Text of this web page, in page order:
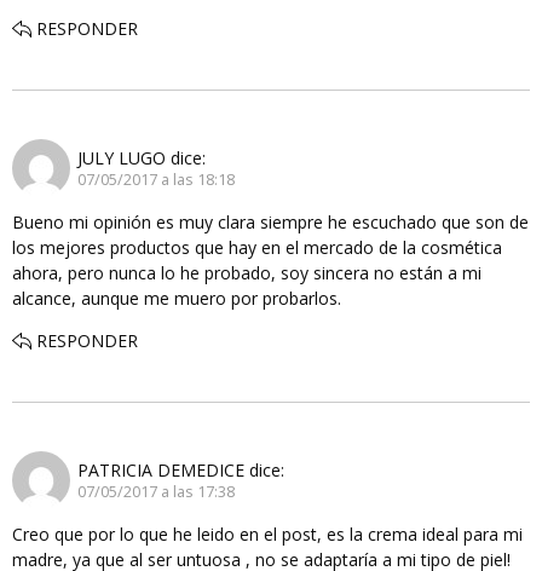
RESPONDER
JULY LUGO dice:
07/05/2017 a las 18:18
Bueno mi opinión es muy clara siempre he escuchado que son de
los mejores productos que hay en el mercado de la cosmética
ahora, pero nunca lo he probado, soy sincera no están a mi
alcance, aunque me muero por probarlos.
RESPONDER
PATRICIA DEMEDICE dice:
07/05/2017 a las 17:38
Creo que por lo que he leido en el post, es la crema ideal para mi
madre, ya que al ser untuosa , no se adaptaría a mi tipo de piel!